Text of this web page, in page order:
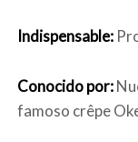
Indispensable:
Conocido por:
famoso crêpe